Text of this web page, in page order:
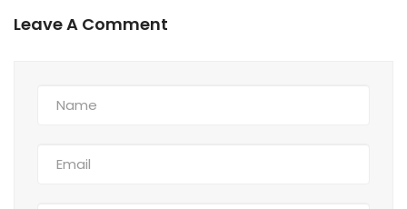
Leave A Comment